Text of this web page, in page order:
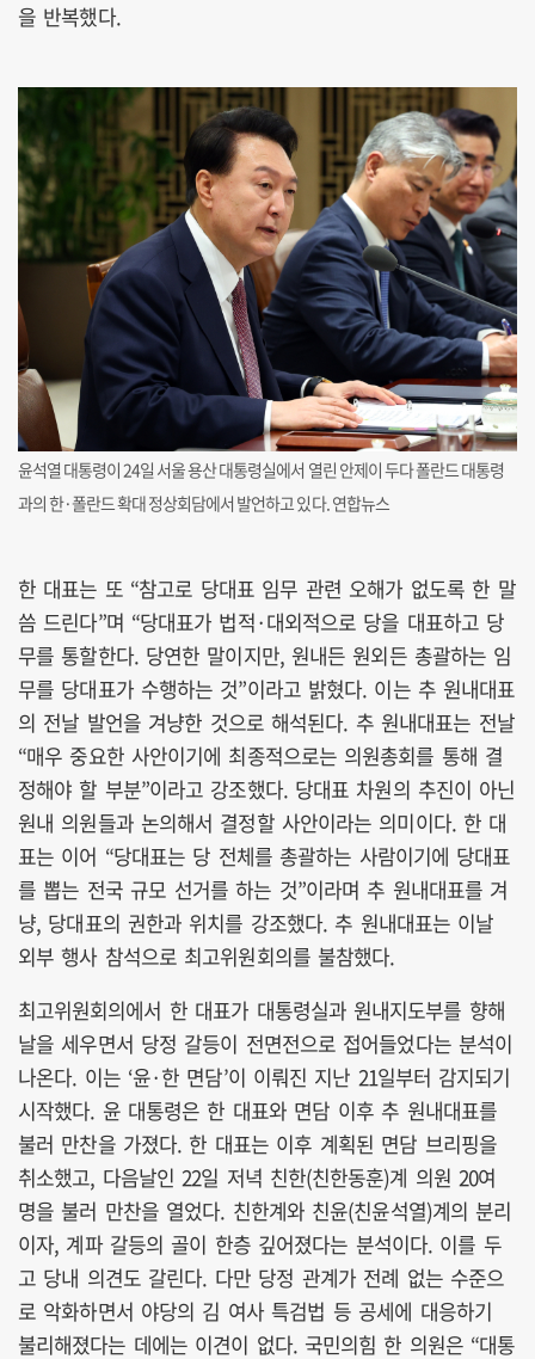
을 반복했다.
윤석열 대통령이 24일 서울 용산 대통령실에서 열린 안제이 두다 폴란드 대통령
과의 한·폴란드 확대 정상회담에서 발언하고 있다. 연합뉴스
한 대표는 또 “참고로 당대표 임무 관련 오해가 없도록 한 말
씀 드린다”며 “당대표가 법적·대외적으로 당을 대표하고 당
무를 통할한다. 당연한 말이지만, 원내든 원외든 총괄하는 임
무를 당대표가 수행하는 것”이라고 밝혔다. 이는 추 원내대표
의 전날 발언을 겨냥한 것으로 해석된다. 추 원내대표는 전날
“매우 중요한 사안이기에 최종적으로는 의원총회를 통해 결
정해야 할 부분”이라고 강조했다. 당대표 차원의 추진이 아닌
원내 의원들과 논의해서 결정할 사안이라는 의미이다. 한 대
표는 이어 “당대표는 당 전체를 총괄하는 사람이기에 당대표
를 뽑는 전국 규모 선거를 하는 것”이라며 추 원내대표를 겨
냥, 당대표의 권한과 위치를 강조했다. 추 원내대표는 이날
외부 행사 참석으로 최고위원회의를 불참했다.
최고위원회의에서 한 대표가 대통령실과 원내지도부를 향해
날을 세우면서 당정 갈등이 전면전으로 접어들었다는 분석이
나온다. 이는 ‘윤·한 면담’이 이뤄진 지난 21일부터 감지되기
시작했다. 윤 대통령은 한 대표와 면담 이후 추 원내대표를
불러 만찬을 가졌다. 한 대표는 이후 계획된 면담 브리핑을
취소했고, 다음날인 22일 저녁 친한(친한동훈)계 의원 20여
명을 불러 만찬을 열었다. 친한계와 친윤(친윤석열)계의 분리
이자, 계파 갈등의 골이 한층 깊어졌다는 분석이다. 이를 두
고 당내 의견도 갈린다. 다만 당정 관계가 전례 없는 수준으
로 악화하면서 야당의 김 여사 특검법 등 공세에 대응하기
불리해졌다는 데에는 이견이 없다. 국민의힘 한 의원은 “대통